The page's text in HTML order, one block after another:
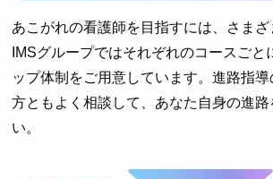
あこがれの看護師を目指すには、さまざ
IMSグループではそれぞれのコースごと
ップ体制をご用意しています。進路指
方ともよく相談して、あなた自身の進路
い。